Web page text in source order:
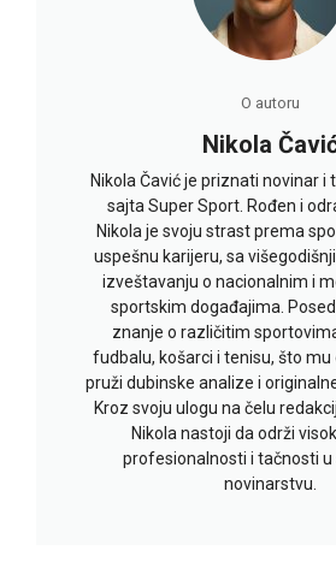
O autoru
Nikola
Nikola Čavić je priznati novinar i
sajta Super Sport. Rođen i
Nikola je svoju strast prema
uspešnu karijeru, sa
izveštavanju o nacionalnim i
sportskim događajima.
znanje o različitim
fudbalu, košarci i tenisu, što
pruži dubinske analize i
Kroz svoju ulogu na čelu
Nikola nastoji da održi
profesionalnosti i tačnosti
novinarstvu.